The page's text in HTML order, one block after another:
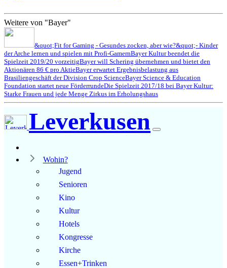
Weitere von "Bayer"
&quot;Fit for Gaming - Gesundes zocken, aber wie?&quot;- Kinder
der Arche lernen und spielen mit Profi-GamernBayer Kultur beendet die
Spielzeit 2019/20 vorzeitigBayer will Schering übernehmen und bietet den
Aktionären 86 € pro AktieBayer erwartet Ergebnisbelastung aus
Brasiliengeschäft der Division Crop ScienceBayer Science & Education
Foundation startet neue FörderrundeDie Spielzeit 2017/18 bei Bayer Kultur:
Starke Frauen und jede Menge Zirkus im Erholungshaus
Leverkusen
Wohin?
Jugend
Senioren
Kino
Kultur
Hotels
Kongresse
Kirche
Essen+Trinken